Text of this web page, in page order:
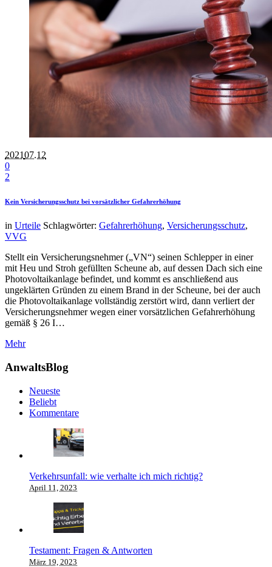
202107.12
0
2
Kein Versicherungsschutz bei vorsätzlicher Gefahrerhöhung
in Urteile Schlagwörter: Gefahrerhöhung, Versicherungsschutz,
VVG
Stellt ein Versicherungsnehmer („VN“) seinen Schlepper in einer
mit Heu und Stroh gefüllten Scheune ab, auf dessen Dach sich eine
Photovoltaikanlage befindet, und kommt es anschließend aus
ungeklärten Gründen zu einem Brand in der Scheune, bei der auch
die Photovoltaikanlage vollständig zerstört wird, dann verliert der
Versicherungsnehmer wegen einer vorsätzlichen Gefahrerhöhung
gemäß § 26 I…
Mehr
AnwaltsBlog
Neueste
Beliebt
Kommentare
Verkehrsunfall: wie verhalte ich mich richtig?
April 11, 2023
Testament: Fragen & Antworten
März 19, 2023